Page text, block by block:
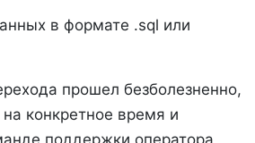
в формате .sql или
прошел безболезненно,
на конкретное время и